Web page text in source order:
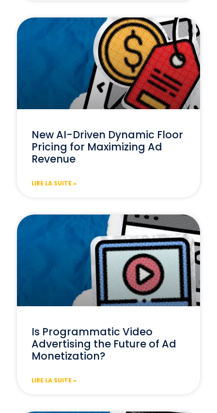
New AI-Driven Dynamic Floor
Pricing for Maximizing Ad
Revenue
LIRE LA SUITE »
Is Programmatic Video
Advertising the Future of Ad
Monetization?
LIRE LA SUITE »